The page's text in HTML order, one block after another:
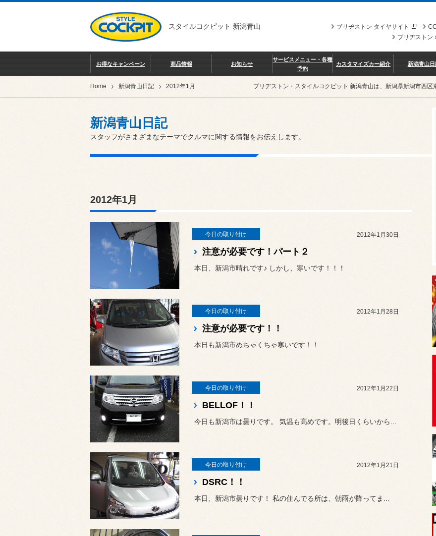
スタイルコクピット 新潟青山
ブリヂストン タイヤサイト
ブリヂストン
お得なキャンペーン 商品情報 お知らせ
サービスメニュー・各種
予約
カスタマイズカー紹介 新潟青山日
Home 新潟青山日記 2012年1月 ブリヂストン・スタイルコクピット 新潟青山は、新潟県新潟市西区
新潟青山日記
スタッフがさまざまなテーマでクルマに関する情報をお伝えします。
2012年1月
今日の取り付け 2012年1月30日
注意が必要です！パート２
本日、新潟市晴れです♪ しかし、寒いです！！！
今日の取り付け 2012年1月28日
注意が必要です！！
本日も新潟市めちゃくちゃ寒いです！！
今日の取り付け 2012年1月22日
BELLOF！！
今日も新潟市は曇りです。 気温も高めです。明後日くらいから...
今日の取り付け 2012年1月21日
DSRC！！
本日、新潟市曇りです！ 私の住んでる所は、朝雨が降ってま...